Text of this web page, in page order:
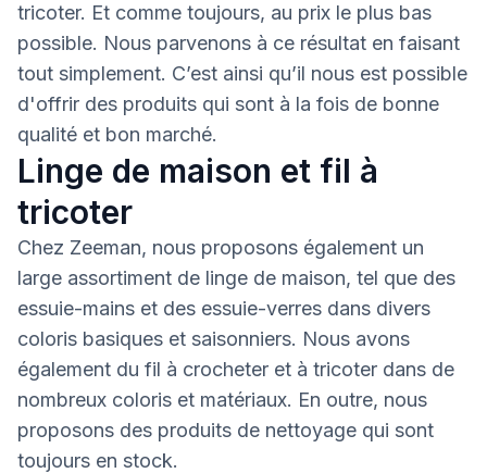
tricoter. Et comme toujours, au prix le plus bas
possible. Nous parvenons à ce résultat en faisant
tout simplement. C’est ainsi qu’il nous est possible
d'offrir des produits qui sont à la fois de bonne
qualité et bon marché.
Linge de maison et fil à
tricoter
Chez Zeeman, nous proposons également un
large assortiment de linge de maison, tel que des
essuie-mains et des essuie-verres dans divers
coloris basiques et saisonniers. Nous avons
également du fil à crocheter et à tricoter dans de
nombreux coloris et matériaux. En outre, nous
proposons des produits de nettoyage qui sont
toujours en stock.